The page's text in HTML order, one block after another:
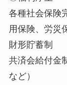
各種社会保険
用保険、労災
財形貯蓄制
共済会給付金
など）